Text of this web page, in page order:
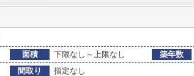
面積 下限なし～上限なし 築年数
間取り
指定なし